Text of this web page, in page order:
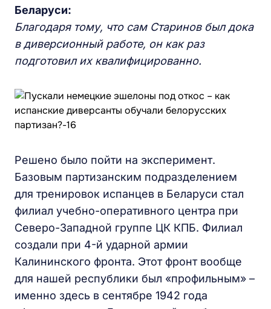
Беларуси:
Благодаря тому, что сам Старинов был дока
в диверсионный работе, он как раз
подготовил их квалифицированно.
Решено было пойти на эксперимент.
Базовым партизанским подразделением
для тренировок испанцев в Беларуси стал
филиал учебно-оперативного центра при
Северо-Западной группе ЦК КПБ. Филиал
создали при 4-й ударной армии
Калининского фронта. Этот фронт вообще
для нашей республики был «профильным» –
именно здесь в сентябре 1942 года